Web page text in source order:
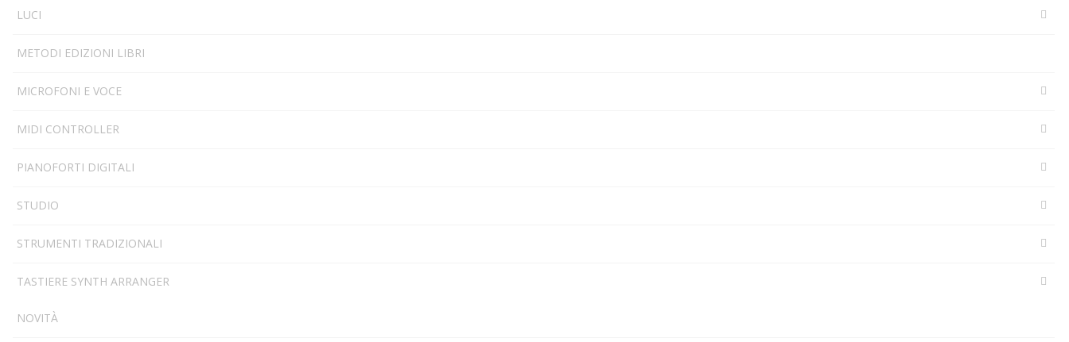
LUCI
METODI EDIZIONI LIBRI
MICROFONI E VOCE
MIDI CONTROLLER
PIANOFORTI DIGITALI
STUDIO
STRUMENTI TRADIZIONALI
TASTIERE SYNTH ARRANGER
NOVITÀ